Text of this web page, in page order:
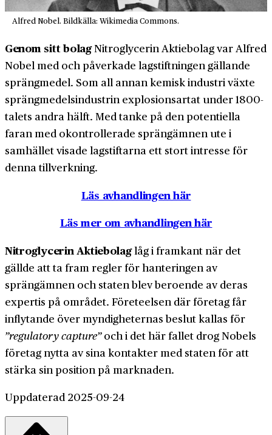
Alfred Nobel. Bildkälla: Wikimedia Commons.
Genom sitt bolagNitroglycerin Aktiebolag var Alfred
Nobel med och påverkade lagstiftningen gällande
sprängmedel. Som all annan kemisk industri växte
sprängmedelsindustrin explosionsartat under 1800-
talets andra hälft. Med tanke på den potentiella
faran med okontrollerade sprängämnen ute i
samhället visade lagstiftarna ett stort intresse för
denna tillverkning.
Läs avhandlingen här
Läs mer om avhandlingen här
Nitroglycerin Aktiebolaglåg i framkant när det
gällde att ta fram regler för hanteringen av
sprängämnen och staten blev beroende av deras
expertis på området. Företeelsen där företag får
inflytande över myndigheternas beslut kallas för
”regulatory capture”och i det här fallet drog Nobels
företag nytta av sina kontakter med staten för att
stärka sin position på marknaden.
Uppdaterad 2025-09-24